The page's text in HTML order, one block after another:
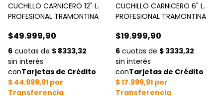
CUCHILLO CARNICERO 12" L.
PROFESIONAL TRAMONTINA
$49.999,90
CUCHILLO CARNICERO 6" L.
PROFESIONAL TRAMONTINA
$19.999,90